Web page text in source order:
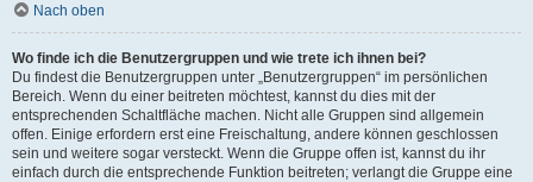
Nach oben
Wo finde ich die Benutzergruppen und wie trete ich ihnen bei?
Du findest die Benutzergruppen unter „Benutzergruppen“ im persönlichen
Bereich. Wenn du einer beitreten möchtest, kannst du dies mit der
entsprechenden Schaltfläche machen. Nicht alle Gruppen sind allgemein
offen. Einige erfordern erst eine Freischaltung, andere können geschlossen
sein und weitere sogar versteckt. Wenn die Gruppe offen ist, kannst du ihr
einfach durch die entsprechende Funktion beitreten; verlangt die Gruppe eine